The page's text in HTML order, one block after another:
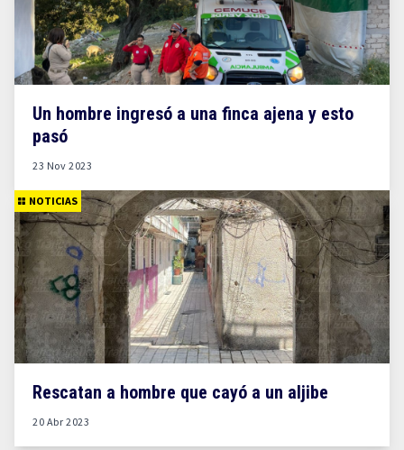
Un hombre ingresó a una finca ajena y esto
pasó
23 Nov 2023
NOTICIAS
Rescatan a hombre que cayó a un aljibe
20 Abr 2023